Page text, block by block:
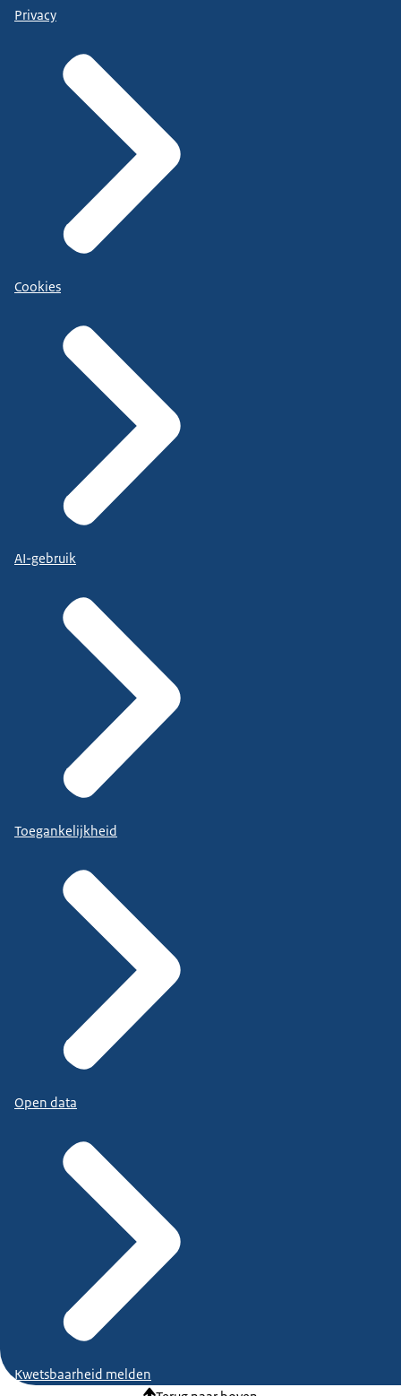
Privacy
Cookies
AI-gebruik
Toegankelijkheid
Open data
Kwetsbaarheid melden